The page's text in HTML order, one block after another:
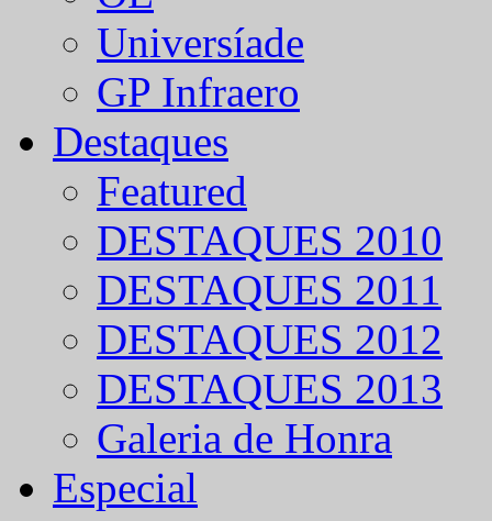
Universíade
GP Infraero
Destaques
Featured
DESTAQUES 2010
DESTAQUES 2011
DESTAQUES 2012
DESTAQUES 2013
Galeria de Honra
Especial